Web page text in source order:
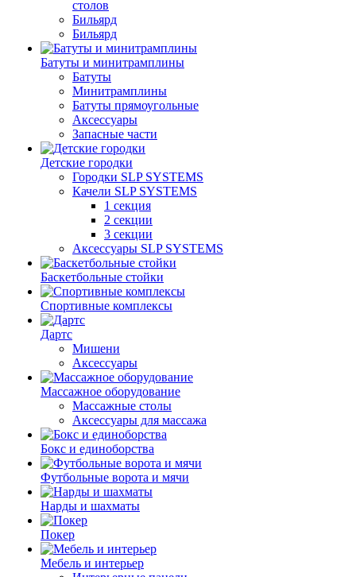
столов
Бильяpд
Бильяpд
Батуты и минитрамплины
Батуты
Минитрамплины
Батуты прямоугольные
Аксессуары
Запасные части
Детские городки
Городки SLP SYSTEMS
Качели SLP SYSTEMS
1 секция
2 секции
3 секции
Аксессуары SLP SYSTEMS
Баскетбольные стойки
Спортивные комплексы
Дартс
Мишени
Аксессуары
Массажное оборудование
Массажные столы
Аксессуары для массажа
Бокс и единоборства
Футбольные ворота и мячи
Нарды и шахматы
Покер
Мебель и интерьер